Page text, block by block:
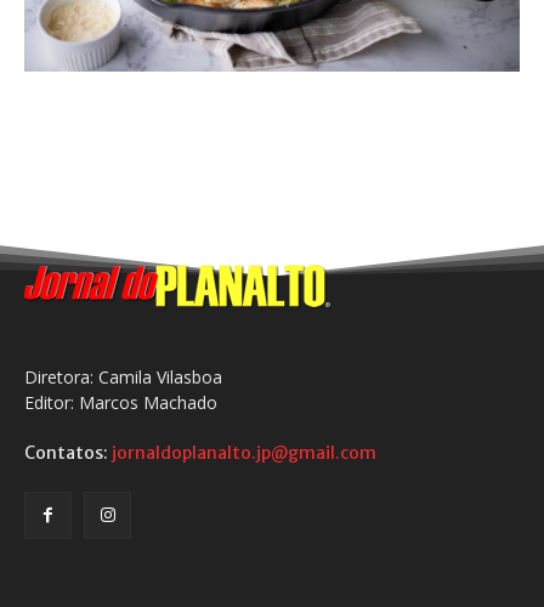
Diretora: Camila Vilasboa
Editor: Marcos Machado
Contatos: jornaldoplanalto.jp@gmail.com